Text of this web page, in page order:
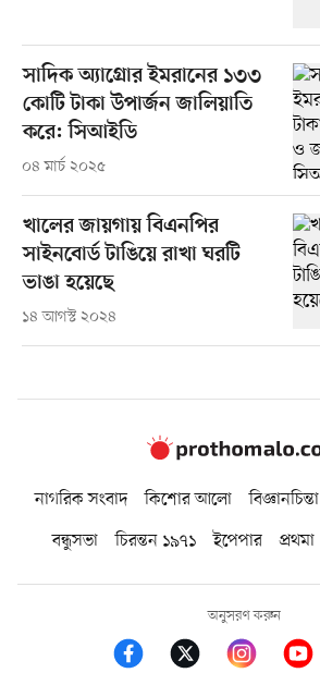
সাদিক অ্যাগ্রোর ইমরানের ১৩৩
কোটি টাকা উপার্জন জালিয়াতি
করে: সিআইডি
০৪ মার্চ ২০২৫
খালের জায়গায় বিএনপির
সাইনবোর্ড টাঙিয়ে রাখা ঘরটি
ভাঙা হয়েছে
১৪ আগস্ট ২০২৪
নাগরিক সংবাদ কিশোর আলো বিজ্ঞানচিন্তা
বন্ধুসভা
চিরন্তন ১৯৭১ ইপেপার প্রথমা
অনুসরণ করুন